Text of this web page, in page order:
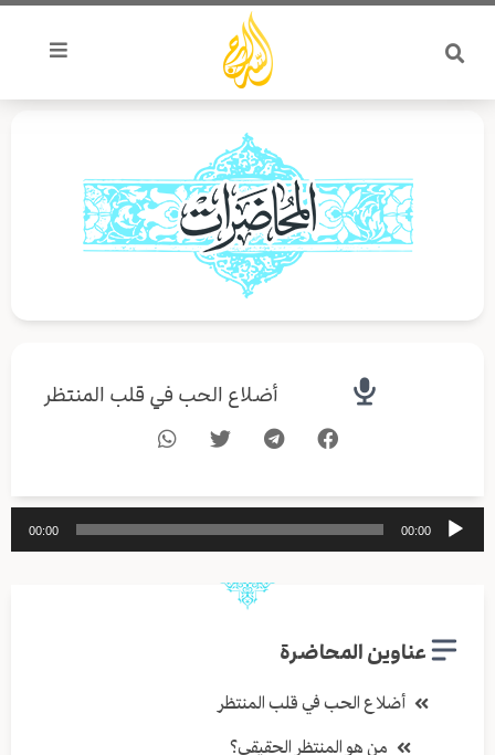
تخطي
المحتوى
أضلاع الحب في قلب المنتظر
مشغل
الصوت
00:00
00:00
عناوين المحاضرة
أضلاع الحب في قلب المنتظر
من هو المنتظر الحقيقي؟